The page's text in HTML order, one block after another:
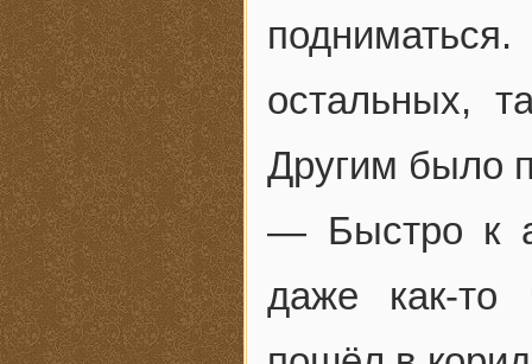
остальных,
Другим было
— Быстро к
даже как-то